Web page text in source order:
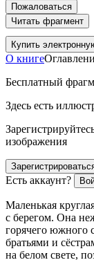
Пожаловаться
Читать фрагмент
Купить
О книге
Бесплатный
Здесь есть
изображения
Есть аккаунт?
Маленькая
с берегом. Она
горячего южного
братьями и
на белом свете,